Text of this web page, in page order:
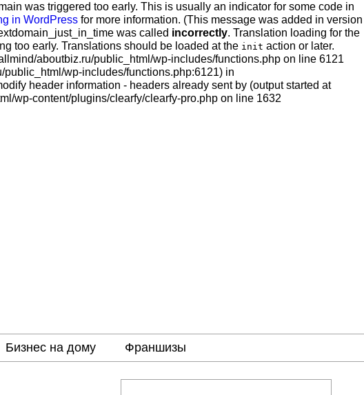
was triggered too early. This is usually an indicator for some code in
in WordPress for more information. (This message was added in version
was called incorrectly. Translation loading for the
too early. Translations should be loaded at the init action or later.
aboutbiz.ru/public_html/wp-includes/functions.php on line 6121
wp-includes/functions.php:6121) in
header information - headers already sent by (output started at
wp-content/plugins/clearfy/clearfy-pro.php on line 1632
Бизнес на дому Франшизы